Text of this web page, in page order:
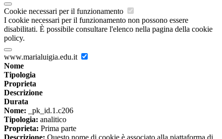
Cookie necessari per il funzionamento
I cookie necessari per il funzionamento non possono essere
disabilitati. È possibile consultare l'elenco nella pagina della cookie
policy.
www.marialuigia.edu.it
Nome
Tipologia
Proprieta
Descrizione
Durata
Nome: _pk_id.1.c206
Tipologia: analitico
Proprieta: Prima parte